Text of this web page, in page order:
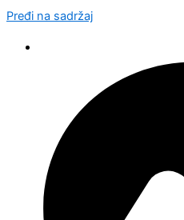
Pređi na sadržaj